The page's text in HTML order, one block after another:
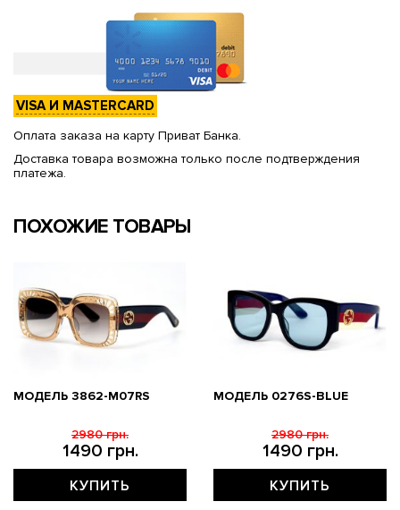
VISA И MASTERCARD
Оплата заказа на карту Приват Банка.
Доставка товара возможна только после подтверждения
платежа.
ПОХОЖИЕ ТОВАРЫ
МОДЕЛЬ 3862-M07RS
1490 грн.
2980 грн.
КУПИТЬ
МОДЕЛЬ 0276S-BLUE
1490 грн.
2980 грн.
КУПИТЬ